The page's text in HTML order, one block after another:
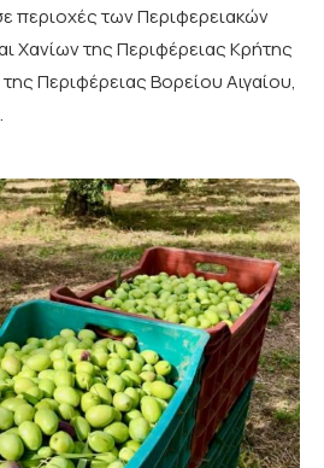
περιοχές των Περιφερειακών
Χανίων της Περιφέρειας Κρήτης
Περιφέρειας Βορείου Αιγαίου,